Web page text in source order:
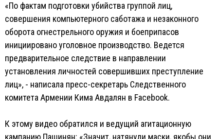
«По фактам подготовки убийства группой лиц,
совершения компьютерного саботажа и незаконного
оборота огнестрельного оружия и боеприпасов
инициировано уголовное производство. Ведется
предварительное следствие в направлении
установления личностей совершивших преступление
лиц», - написала пресс-секретарь Следственного
комитета Армении Кима Авдалян в Facebook.
К этому видео обратился и ведущий агитационную
кампанию Пашинян: «Значит, натянули маски, якобы они